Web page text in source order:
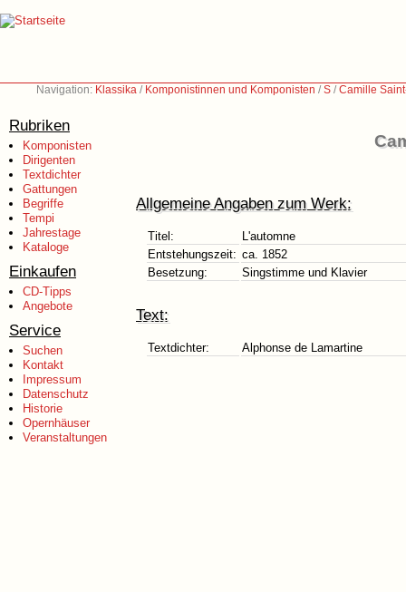
Navigation: Klassika / Komponistinnen und Komponisten /S /Camille
Rubriken
Komponisten
Dirigenten
Textdichter
Gattungen
Begriffe
Tempi
Jahrestage
Kataloge
Einkaufen
CD-Tipps
Angebote
Service
Suchen
Kontakt
Impressum
Datenschutz
Historie
Opernhäuser
Veranstaltungen
Allgemeine Angaben zum Werk:
Titel:
L'automne
Entstehungszeit: ca. 1852
Besetzung:
Singstimme und Klavier
Text:
Textdichter: Alphonse de Lamartine